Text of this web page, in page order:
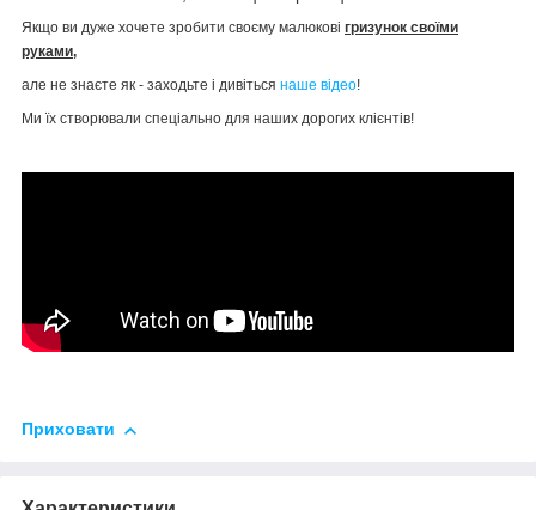
Якщо ви дуже хочете зробити своєму малюкові гризунок своїми
руками,
але не знаєте як - заходьте і дивіться наше відео!
Ми їх створювали спеціально для наших дорогих клієнтів!
Приховати